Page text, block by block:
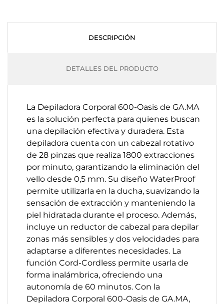
DESCRIPCIÓN
DETALLES DEL PRODUCTO
La Depiladora Corporal 600-Oasis de GA.MA
es la solución perfecta para quienes buscan
una depilación efectiva y duradera. Esta
depiladora cuenta con un cabezal rotativo
de 28 pinzas que realiza 1800 extracciones
por minuto, garantizando la eliminación del
vello desde 0,5 mm. Su diseño WaterProof
permite utilizarla en la ducha, suavizando la
sensación de extracción y manteniendo la
piel hidratada durante el proceso. Además,
incluye un reductor de cabezal para depilar
zonas más sensibles y dos velocidades para
adaptarse a diferentes necesidades. La
función Cord-Cordless permite usarla de
forma inalámbrica, ofreciendo una
autonomía de 60 minutos. Con la
Depiladora Corporal 600-Oasis de GA.MA,